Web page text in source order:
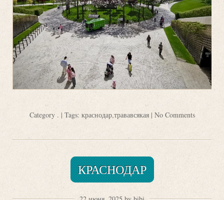
Category . | Tags: краснодар,трававсякая| No Comments
КРАСНОДАР